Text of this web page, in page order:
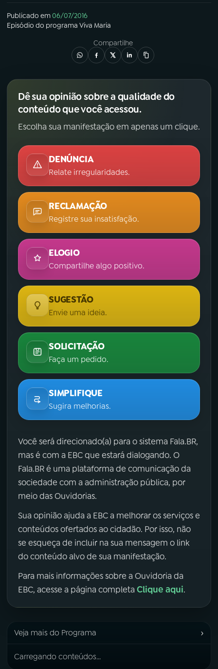
Publicado em06/07/2016
Episódio do programa Viva Maria
Compartilhe
Dê sua opinião sobre a qualidade do
conteúdo que você acessou.
Escolha sua manifestação em apenas um clique.
DENÚNCIA
Relate irregularidades.
RECLAMAÇÃO
Registre sua insatisfação.
ELOGIO
Compartilhe algo positivo.
SUGESTÃO
Envie uma ideia.
SOLICITAÇÃO
Faça um pedido.
SIMPLIFIQUE
Sugira melhorias.
Você será direcionado(a) para o sistema Fala.BR,
mas é com a EBC que estará dialogando. O
Fala.BR é uma plataforma de comunicação da
sociedade com a administração pública, por
meio das Ouvidorias.
Sua opinião ajuda a EBC a melhorar os serviços e
conteúdos ofertados ao cidadão. Por isso, não
se esqueça de incluir na sua mensagem o link
do conteúdo alvo de sua manifestação.
Para mais informações sobre a Ouvidoria da
EBC, acesse a página completa Clique aqui.
Veja mais do Programa ›
Carregando conteúdos...